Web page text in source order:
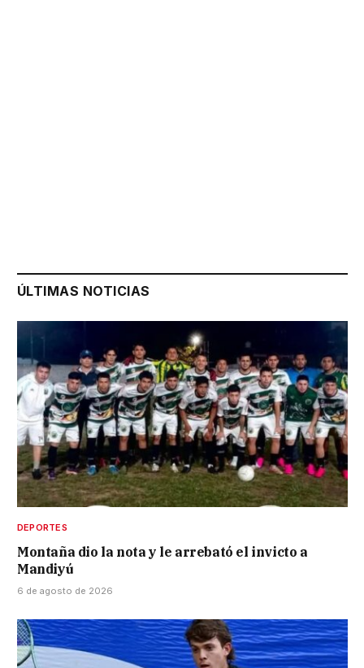
ÚLTIMAS NOTICIAS
DEPORTES
Montaña dio la nota y le arrebató el invicto a
Mandiyú
6 de agosto de 2026